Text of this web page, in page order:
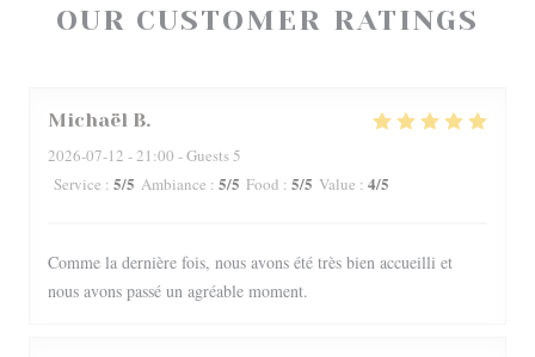
OUR CUSTOMER RATINGS
Michaël B
2026-07-12 - 21:00 - Guests 5
Service : 5/5 Ambiance : 5/5 Food : 5/5 Value : 4/5
Comme la dernière fois, nous avons été très bien accueilli et
nous avons passé un agréable moment.